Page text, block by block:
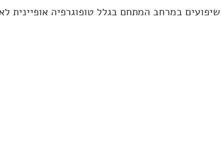
שיפועים במרחב המתחם בגלל טופוגרפיה אופיינית